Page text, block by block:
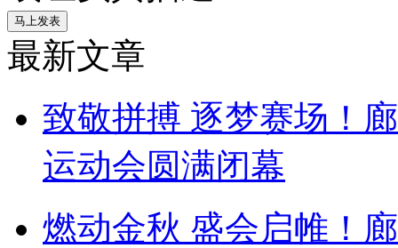
最新文章
致敬拼搏 逐梦赛场！
运动会圆满闭幕
燃动金秋 盛会启帷！